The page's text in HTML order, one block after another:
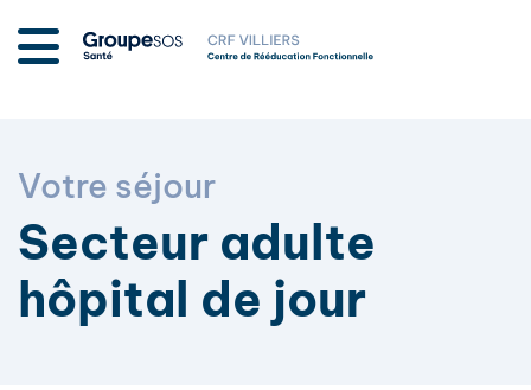
Votre séjour
Secteur adulte
hôpital de jour